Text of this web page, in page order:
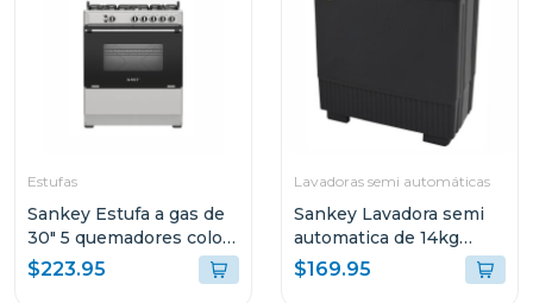
Estufas
Sankey Estufa a gas de
30" 5 quemadores color
gris berta
$223.95
Lavadoras semi automáticas
Sankey Lavadora semi
automatica de 14kg
negro wm1415
$169.95